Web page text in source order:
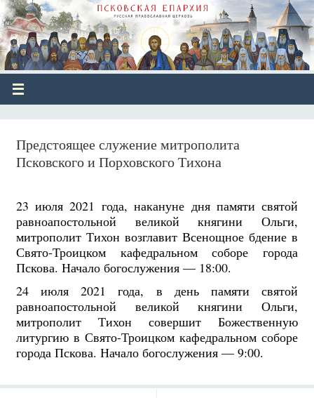
Предстоящее служение митрополита
Псковского и Порховского Тихона
23 июля 2021 года, накануне дня памяти святой
равноапостольной великой княгини Ольги,
митрополит Тихон возглавит Всенощное бдение в
Свято-Троицком кафедральном соборе города
Пскова. Начало богослужения — 18:00.
24 июля 2021 года, в день памяти святой
равноапостольной великой княгини Ольги,
митрополит Тихон совершит Божественную
литургию в Свято-Троицком кафедральном соборе
города Пскова. Начало богослужения — 9:00.